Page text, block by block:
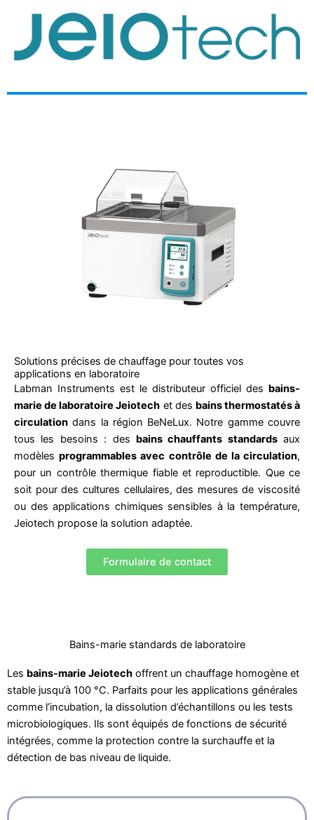
Solutions précises de chauffage pour toutes vos
applications en laboratoire
Labman Instruments est le distributeur officiel des bains-
marie de laboratoire Jeiotech et des bains thermostatés à
circulation dans la région BeNeLux. Notre gamme couvre
tous les besoins : des bains chauffants standardsaux
modèlesprogrammables avec contrôle de la circulation,
pour un contrôle thermique fiable et reproductible. Que ce
soit pour des cultures cellulaires, des mesures de viscosité
ou des applications chimiques sensibles à la température,
Jeiotech propose la solution adaptée.
Formulaire de contact
Bains-marie standards de laboratoire
Les bains-marie Jeiotech offrent un chauffage homogène et
stable jusqu’à 100 °C. Parfaits pour les applications générales
comme l’incubation, la dissolution d’échantillons ou les tests
microbiologiques. Ils sont équipés de fonctions de sécurité
intégrées, comme la protection contre la surchauffe et la
détection de bas niveau de liquide.